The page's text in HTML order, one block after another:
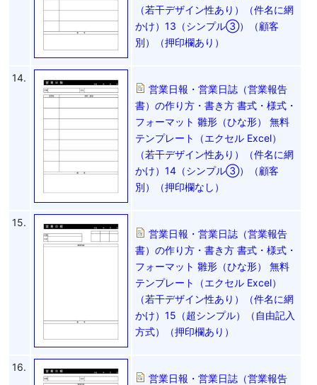
（若干デザイン性あり）（件名に網
かけ）13（シンプル③）（顧客
別）（押印欄あり）
14.
営業日報・営業日誌（営業報告
書）の作り方・書き方 書式・様式・
フォーマット 雛形（ひな形） 無料
テンプレート（エクセル Excel）
（若干デザイン性あり）（件名に網
かけ）14（シンプル③）（顧客
別）（押印欄なし）
15.
営業日報・営業日誌（営業報告
書）の作り方・書き方 書式・様式・
フォーマット 雛形（ひな形） 無料
テンプレート（エクセル Excel）
（若干デザイン性あり）（件名に網
かけ）15（超シンプル）（自由記入
方式）（押印欄あり）
16.
営業日報・営業日誌（営業報告